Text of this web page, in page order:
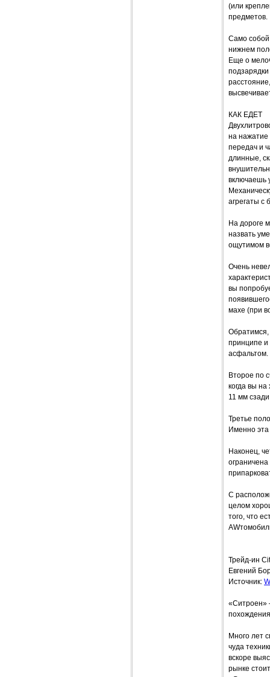
(или
предметов.
Само
нижнем
Еще о
КАК ЕДЕТ
на нажатие
передач и
длинные,
включаешь
агрегаты с
На дороге
назвать
ощутимом
Очень
вы
махе (при
принципе и
асфальтом.
Второе по
когда вы
11 мм
Третье
Именно эта
Наконец,
С
целом
того, что
Трейд-ин
Евгений
Источник:
«Ситроен»
Много лет
чуда
вскоре
рынке